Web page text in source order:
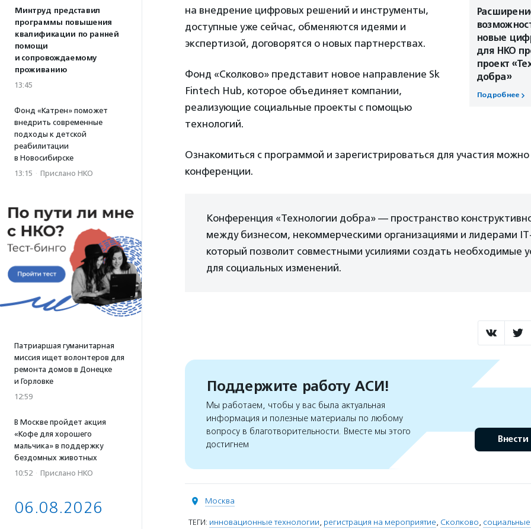
Минтруд представил
программы повышения
квалификации по ранней
помощи
и сопровождаемому
проживанию
13:45
Фонд «Катрен» поможет
внедрить современные
подходы к детской
реабилитации
в Новосибирске
13:15 · Прислано НКО
Патриаршая гуманитарная
миссия ищет волонтеров для
ремонта домов в Донецке
и Горловке
12:59
В Москве пройдет акция
«Кофе для хорошего
мальчика» в поддержку
бездомных животных
10:52 · Прислано НКО
06.08.2026
новые
для НКО
проект
добра»
Подробнее
на внедрение цифровых решений и инструменты,
доступные уже сейчас, обменяются идеями и
экспертизой, договорятся о новых партнерствах.
Фонд «Сколково» представит новое направление Sk
Fintech Hub, которое объединяет компании,
реализующие социальные проекты с помощью
технологий.
Ознакомиться с программой и зарегистрироваться для участия
конференции.
Конференция «Технологии добра» — пространство
между бизнесом, некоммерческими организациями и лидерами
который позволит совместными усилиями создать необходимые
для социальных изменений.
Поддержите работу АСИ!
Мы работаем, чтобы у вас была актуальная
информация и полезные материалы по любому
вопросу в благотворительности. Вместе мы этого
достигнем
Внести
Москва
ТЕГИ: инновационные технологии, регистрация на мероприятие, Сколково,